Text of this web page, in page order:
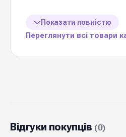
Кількість в
10
Ціна вказана
Показати повністю
Переглянути всі товари
Відгуки покупців (0)